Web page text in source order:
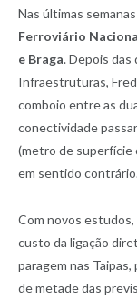
Nas últimas
Ferroviário
e Braga. Depois das
Infraestruturas,
comboio entre as
conectividade
(metro de superfície
em sentido
Com novos
custo da ligação
paragem nas
de metade das